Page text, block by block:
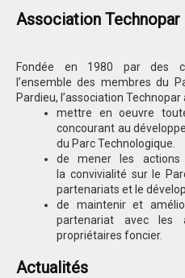
Association Technopar
Fondée en 1980 par des
l’ensemble des membres du
Pardieu, l’association Technopar
mettre en oeuvre
concourant au
du Parc Technologique.
de mener les actions
la convivialité sur le
partenariats et le
de maintenir et
partenariat avec les
propriétaires foncier.
Actualités